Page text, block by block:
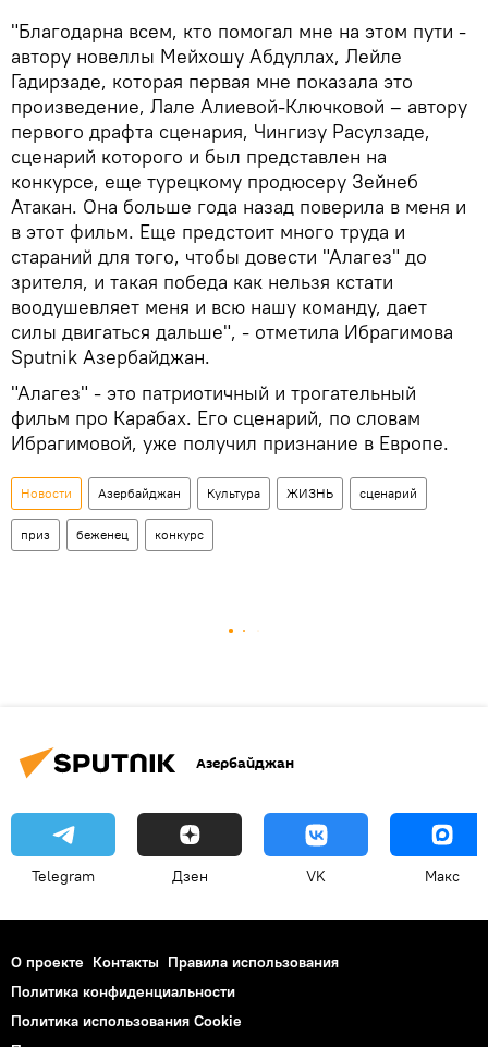
"Благодарна всем, кто помогал мне на этом пути -
автору новеллы Мейхошу Абдуллах, Лейле
Гадирзаде, которая первая мне показала это
произведение, Лале Алиевой-Ключковой – автору
первого драфта сценария, Чингизу Расулзаде,
сценарий которого и был представлен на
конкурсе, еще турецкому продюсеру Зейнеб
Атакан. Она больше года назад поверила в меня и
в этот фильм. Еще предстоит много труда и
стараний для того, чтобы довести "Алагез" до
зрителя, и такая победа как нельзя кстати
воодушевляет меня и всю нашу команду, дает
силы двигаться дальше", - отметила Ибрагимова
Sputnik Азербайджан.
"Алагез" - это патриотичный и трогательный
фильм про Карабах. Его сценарий, по словам
Ибрагимовой, уже получил признание в Европе.
Новости Азербайджан Культура ЖИЗНЬ сценарий
приз беженец конкурс
Азербайджан
Telegram Дзен VK Макс
О проекте Контакты Правила использования
Политика конфиденциальности
Политика использования Cookie